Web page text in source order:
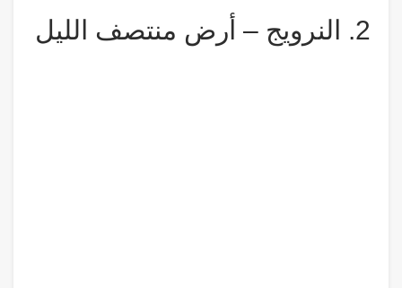
2. النرويج – أرض منتصف الليل